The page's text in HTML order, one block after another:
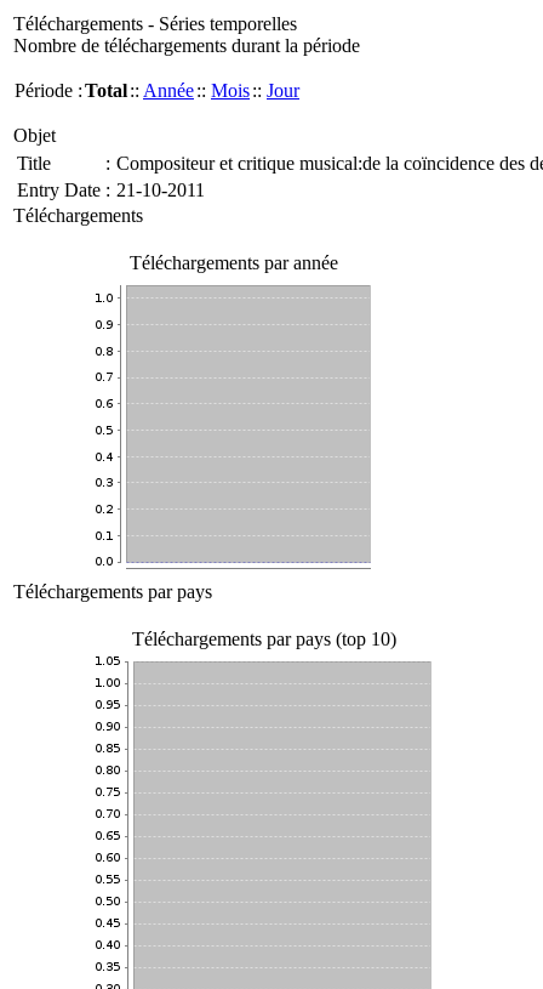
Téléchargements - Séries temporelles
Nombre de téléchargements durant la période
Période :Total:: Année:: Mois:: Jour
Objet
Title
: Compositeur et critique musical:de la coïncidence des
Entry Date : 21-10-2011
Téléchargements
Téléchargements par année
Téléchargements par pays
Téléchargements par pays (top 10)